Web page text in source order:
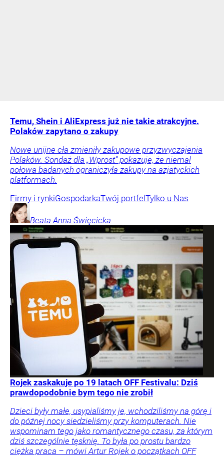
Temu, Shein i AliExpress już nie takie atrakcyjne.
Polaków zapytano o zakupy
Nowe unijne cła zmieniły zakupowe przyzwyczajenia
Polaków. Sondaż dla „Wprost” pokazuje, że niemal
połowa badanych ograniczyła zakupy na azjatyckich
platformach.
Firmy i rynkiGospodarkaTwój portfelTylko u Nas
Beata Anna Święcicka
Rojek zaskakuje po 19 latach OFF Festivalu: Dziś
prawdopodobnie bym tego nie zrobił
Dzieci były małe, usypialiśmy je, wchodziliśmy na górę i
do późnej nocy siedzieliśmy przy komputerach. Nie
wspominam tego jako romantycznego czasu, za którym
dziś szczególnie tęsknię. To była po prostu bardzo
ciężka praca – mówi Artur Rojek o początkach OFF